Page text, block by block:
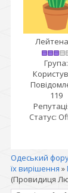
Група:
119
Статус:
Одеський
їх вирішення »
(Провидиця